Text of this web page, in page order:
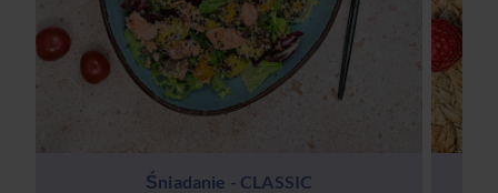
Śniadanie - CLASSIC